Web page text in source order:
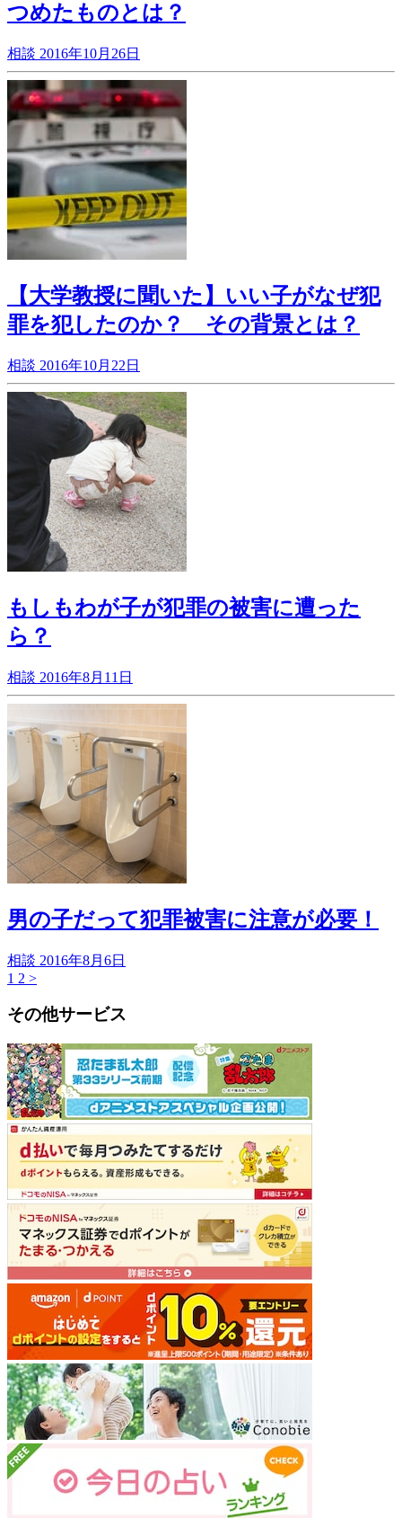
つめたものとは？
相談 2016年10月26日
【大学教授に聞いた】いい子がなぜ犯
罪を犯したのか？ その背景とは？
相談 2016年10月22日
もしもわが子が犯罪の被害に遭った
ら？
相談 2016年8月11日
男の子だって犯罪被害に注意が必要！
相談 2016年8月6日
1 2 >
その他サービス